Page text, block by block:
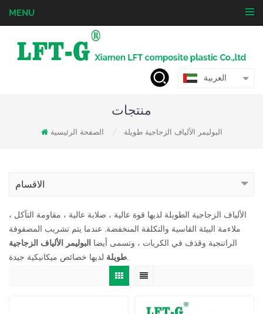
MENU
العربية
منتجات
الصفحة الرئيسية البوليمر الألياف الزجاجية طويلة
الاقسام
الألياف الزجاجية الطويلة لديها قوة عالية ، صلابة عالية ، مقاومة التآكل ،
ملاءمة البيئة القاسية والتكلفة المنخفضة. عندما يتم تشريب المصفوفة
الراتنجية وقذف في الكريات ، وتسمى أيضا البوليمر الألياف الزجاجية
طويلةلديها خصائص ميكانيكية جيدة.